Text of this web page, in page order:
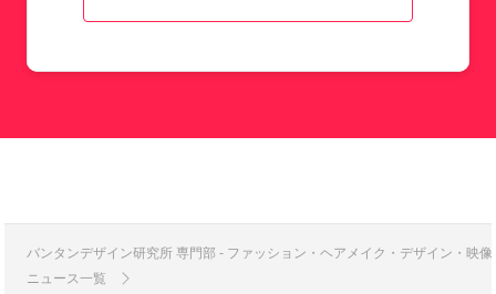
バンタンデザイン研究所 専門部 - ファッション・ヘアメイク・デザイン・映
ニュース一覧